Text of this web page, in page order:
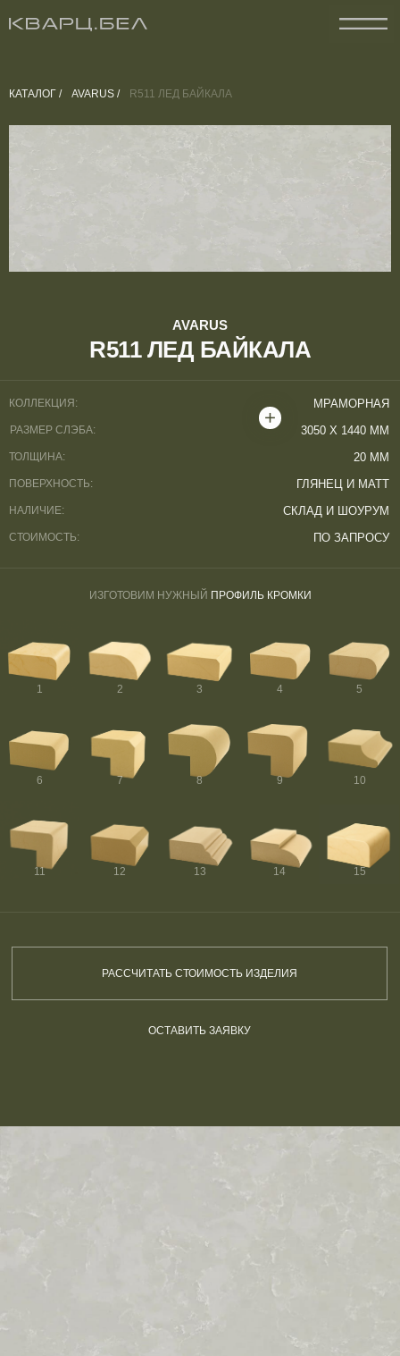
R511 ЛЕД БАЙКАЛА
AVARUS
КОЛЛЕКЦИЯ:
МРАМОРНАЯ
3050 Х 1440 ММ
РАЗМЕР СЛЭБА:
ТОЛЩИНА:
20 ММ
ГЛЯНЕЦ И МАТТ
ПОВЕРХНОСТЬ:
НАЛИЧИЕ:
СКЛАД И ШОУРУМ
ПО ЗАПРОСУ
СТОИМОСТЬ:
1 2 4
3 5
10
9
8
7
6
11 12 13 14 15
ИЗГОТОВИМ НУЖНЫЙ ПРОФИЛЬ КРОМКИ
РАССЧИТАТЬ СТОИМОСТЬ ИЗДЕЛИЯ
ОСТАВИТЬ ЗАЯВКУ
КАТАЛОГ / AVARUS / R511 ЛЕД БАЙКАЛА